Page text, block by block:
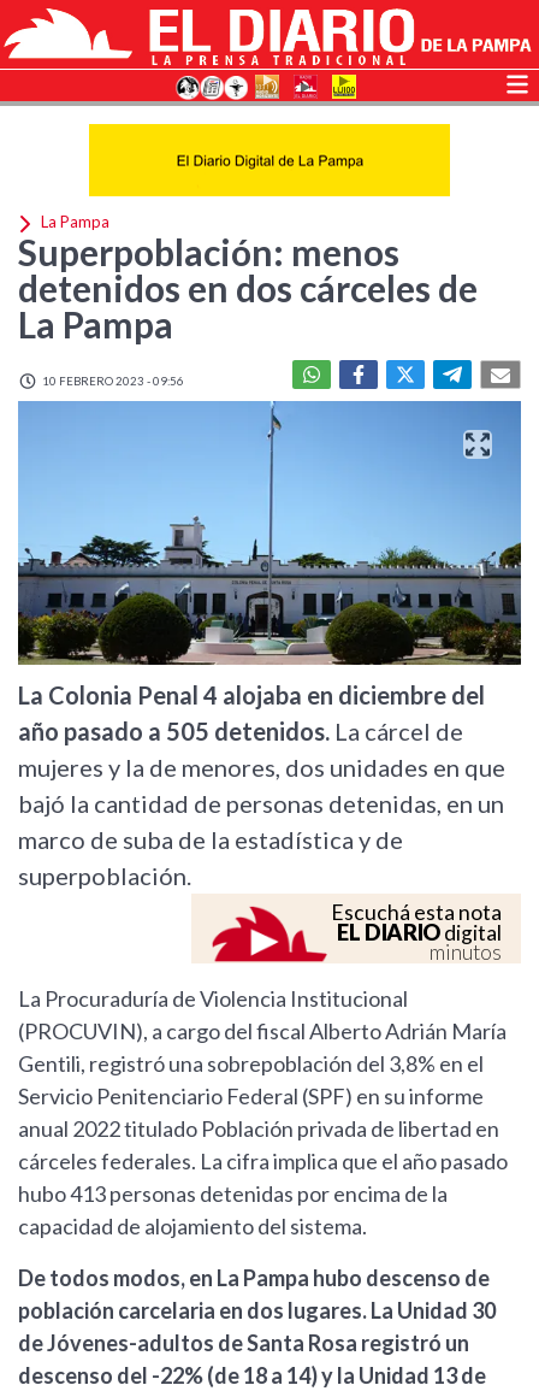
La Pampa
Superpoblación: menos
detenidos en dos cárceles de
La Pampa
10 FEBRERO 2023 - 09:56
La Colonia Penal 4 alojaba en diciembre del
año pasado a 505 detenidos. La cárcel de
mujeres y la de menores, dos unidades en que
bajó la cantidad de personas detenidas, en un
marco de suba de la estadística y de
superpoblación.
Escuchá esta nota
EL DIARIOdigital
minutos
La Procuraduría de Violencia Institucional
(PROCUVIN), a cargo del fiscal Alberto Adrián María
Gentili, registró una sobrepoblación del 3,8% en el
Servicio Penitenciario Federal (SPF) en su informe
anual 2022 titulado Población privada de libertad en
cárceles federales. La cifra implica que el año pasado
hubo 413 personas detenidas por encima de la
capacidad de alojamiento del sistema.
De todos modos, en La Pampa hubo descenso de
población carcelaria en dos lugares. La Unidad 30
de Jóvenes-adultos de Santa Rosa registró un
descenso del -22% (de 18 a 14) y la Unidad 13 de